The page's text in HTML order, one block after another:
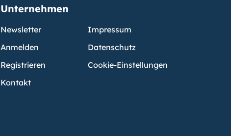
Unternehmen
Newsletter
Anmelden
Registrieren
Kontakt
Impressum
Datenschutz
Cookie-Einstellungen